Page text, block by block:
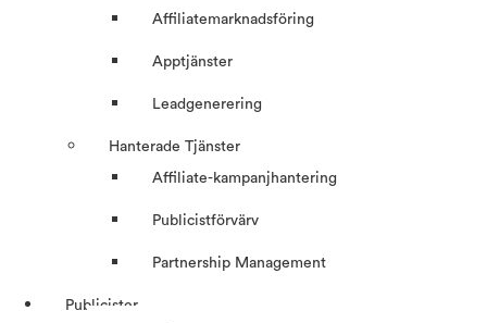
Affiliatemarknadsföring
Apptjänster
Leadgenerering
Hanterade Tjänster
Affiliate-kampanjhantering
Publicistförvärv
Partnership Management
Publicister